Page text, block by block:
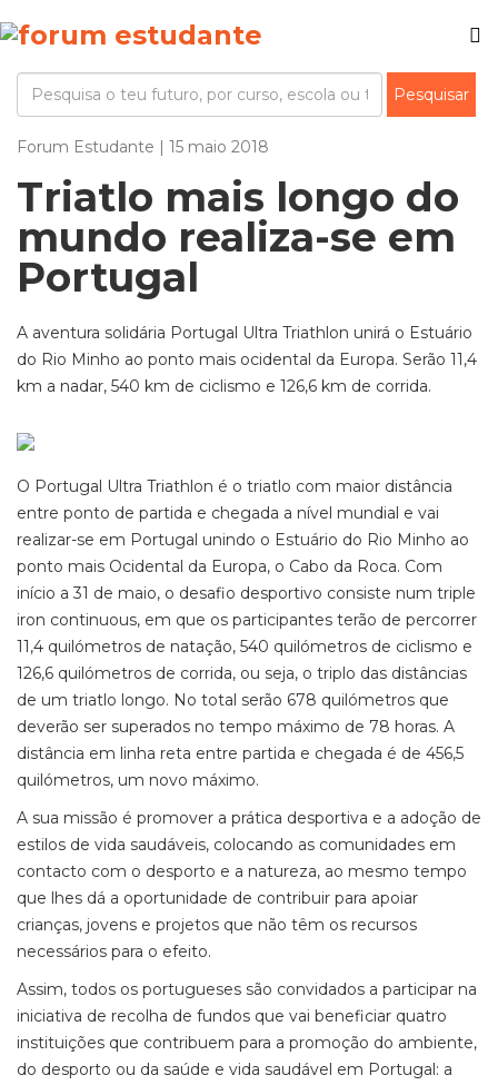
Forum Estudante | 15 maio 2018
Triatlo mais longo do
mundo realiza-se em
Portugal
A aventura solidária Portugal Ultra Triathlon unirá o Estuário
do Rio Minho ao ponto mais ocidental da Europa. Serão 11,4
km a nadar, 540 km de ciclismo e 126,6 km de corrida.
O Portugal Ultra Triathlon é o triatlo com maior distância
entre ponto de partida e chegada a nível mundial e vai
realizar-se em Portugal unindo o Estuário do Rio Minho ao
ponto mais Ocidental da Europa, o Cabo da Roca. Com
início a 31 de maio, o desafio desportivo consiste num triple
iron continuous, em que os participantes terão de percorrer
11,4 quilómetros de natação, 540 quilómetros de ciclismo e
126,6 quilómetros de corrida, ou seja, o triplo das distâncias
de um triatlo longo. No total serão 678 quilómetros que
deverão ser superados no tempo máximo de 78 horas. A
distância em linha reta entre partida e chegada é de 456,5
quilómetros, um novo máximo.
A sua missão é promover a prática desportiva e a adoção de
estilos de vida saudáveis, colocando as comunidades em
contacto com o desporto e a natureza, ao mesmo tempo
que lhes dá a oportunidade de contribuir para apoiar
crianças, jovens e projetos que não têm os recursos
necessários para o efeito.
Assim, todos os portugueses são convidados a participar na
iniciativa de recolha de fundos que vai beneficiar quatro
instituições que contribuem para a promoção do ambiente,
do desporto ou da saúde e vida saudável em Portugal: a